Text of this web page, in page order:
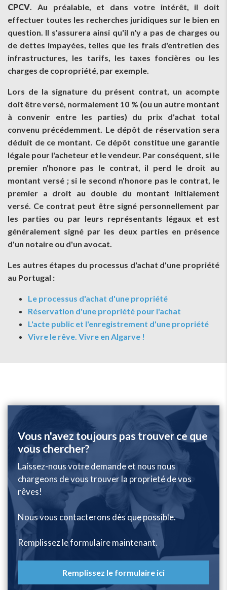
CPCV. Au préalable, et dans votre intérêt, il doit
effectuer toutes les recherches juridiques sur le bien en
question. Il s'assurera ainsi qu'il n'y a pas de charges ou
de dettes impayées, telles que les frais d'entretien des
infrastructures, les tarifs, les taxes foncières ou les
charges de copropriété, par exemple.
Lors de la signature du présent contrat, un acompte
doit être versé, normalement 10 % (ou un autre montant
à convenir entre les parties) du prix d'achat total
convenu précédemment. Le dépôt de réservation sera
déduit de ce montant. Ce dépôt constitue une garantie
légale pour l'acheteur et le vendeur. Par conséquent, si le
premier n'honore pas le contrat, il perd le droit au
montant versé ; si le second n'honore pas le contrat, le
premier a droit au double du montant initialement
versé. Ce contrat peut être signé personnellement par
les parties ou par leurs représentants légaux et est
généralement signé par les deux parties en présence
d'un notaire ou d'un avocat.
Les autres étapes du processus d'achat d'une propriété
au Portugal :
Le processus d'achat d'une propriété
Réservation d'une propriété pour l'achat
L'acte public et l'enregistrement d'une propriété
Vivre le rêve. Vivre en Algarve !
Vous n'avez toujours pas trouver ce que
vous chercher?
Laissez-nous votre demande et nous nous
chargeons de vous trouver la proprieté de vos
rêves!
Nous vous contacterons dès que possible.
Remplissez le formulaire maintenant.
Remplissez le formulaire ici